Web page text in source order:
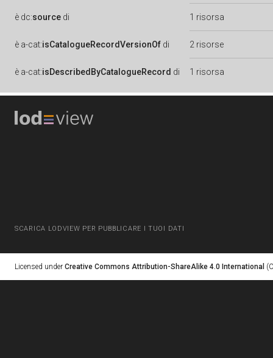
è dc:source di 1 risorsa
è a-cat:isCatalogueRecordVersionOf di 2 risorse
è a-cat:isDescribedByCatalogueRecord di 1 risorsa
SCARICA LODVIEW PER PUBBLICARE I TUOI DATI
Licensed under Creative Commons Attribution-ShareAlike 4.0 International